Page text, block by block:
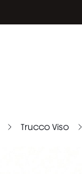
Trucco Viso